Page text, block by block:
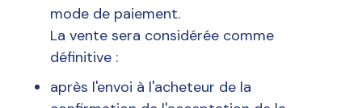
mode de paiement.
La vente sera considérée comme
définitive :
après l'envoi à l'acheteur de la